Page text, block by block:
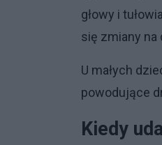
głowy i
się zmiany na
U małych
powodujące
Kiedy